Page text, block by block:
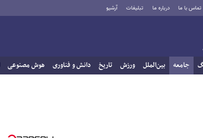
تماس با ما درباره ما تبلیغات آرشیو
جامعه بین‌الملل ورزش تاریخ دانش و فناوری هوش مصنوعی